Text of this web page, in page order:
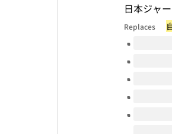
日本ジャ
Replaces
Volumes of